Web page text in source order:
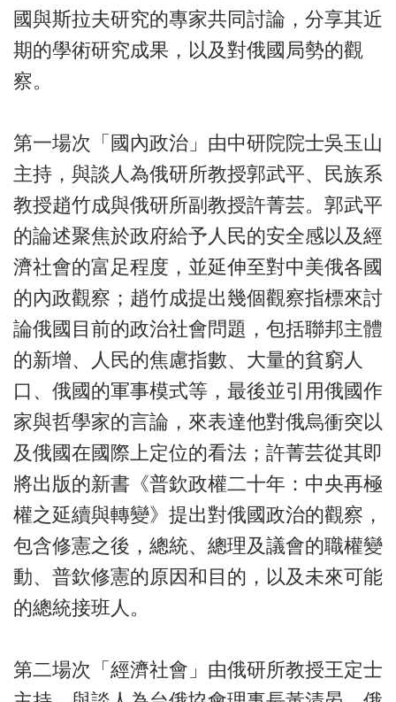
國與斯拉夫研究的專家共同討論，分享其近
期的學術研究成果，以及對俄國局勢的觀
察。
第一場次「國內政治」由中研院院士吳玉山
主持，與談人為俄研所教授郭武平、民族系
教授趙竹成與俄研所副教授許菁芸。郭武平
的論述聚焦於政府給予人民的安全感以及經
濟社會的富足程度，並延伸至對中美俄各國
的內政觀察；趙竹成提出幾個觀察指標來討
論俄國目前的政治社會問題，包括聯邦主體
的新增、人民的焦慮指數、大量的貧窮人
口、俄國的軍事模式等，最後並引用俄國作
家與哲學家的言論，來表達他對俄烏衝突以
及俄國在國際上定位的看法；許菁芸從其即
將出版的新書《普欽政權二十年：中央再極
權之延續與轉變》提出對俄國政治的觀察，
包含修憲之後，總統、總理及議會的職權變
動、普欽修憲的原因和目的，以及未來可能
的總統接班人。
第二場次「經濟社會」由俄研所教授王定士